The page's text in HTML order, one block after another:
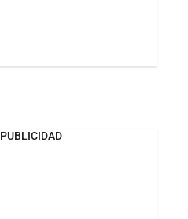
PUBLICIDAD